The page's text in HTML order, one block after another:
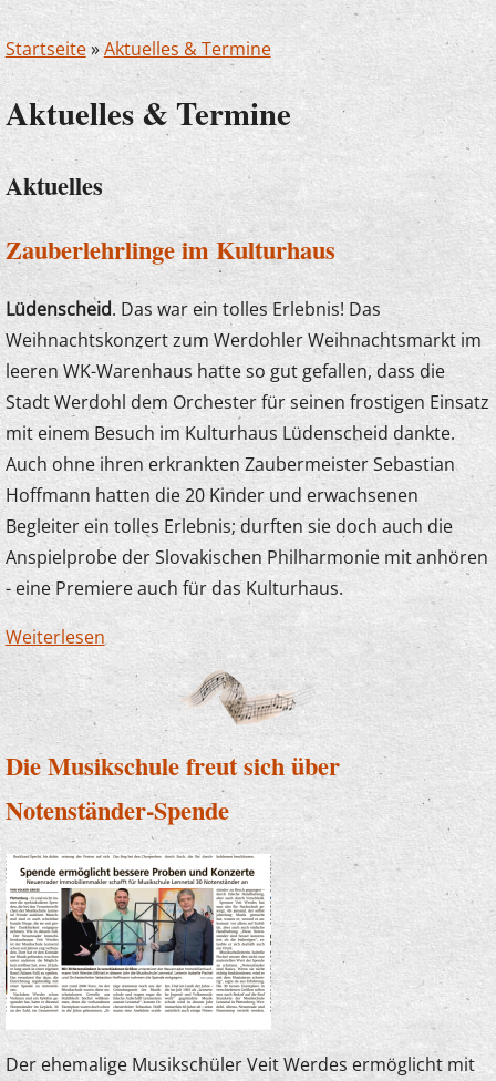
Startseite»Aktuelles & Termine
Aktuelles & Termine
Aktuelles
Zauberlehrlinge im Kulturhaus
Lüdenscheid. Das war ein tolles Erlebnis! Das
Weihnachtskonzert zum Werdohler Weihnachtsmarkt im
leeren WK-Warenhaus hatte so gut gefallen, dass die
Stadt Werdohl dem Orchester für seinen frostigen Einsatz
mit einem Besuch im Kulturhaus Lüdenscheid dankte.
Auch ohne ihren erkrankten Zaubermeister Sebastian
Hoffmann hatten die 20 Kinder und erwachsenen
Begleiter ein tolles Erlebnis; durften sie doch auch die
Anspielprobe der Slovakischen Philharmonie mit anhören
- eine Premiere auch für das Kulturhaus.
Weiterlesenüber Zauberlehrlinge im Kulturhaus
Die Musikschule freut sich über
Notenständer-Spende
Der ehemalige Musikschüler Veit Werdes ermöglicht mit